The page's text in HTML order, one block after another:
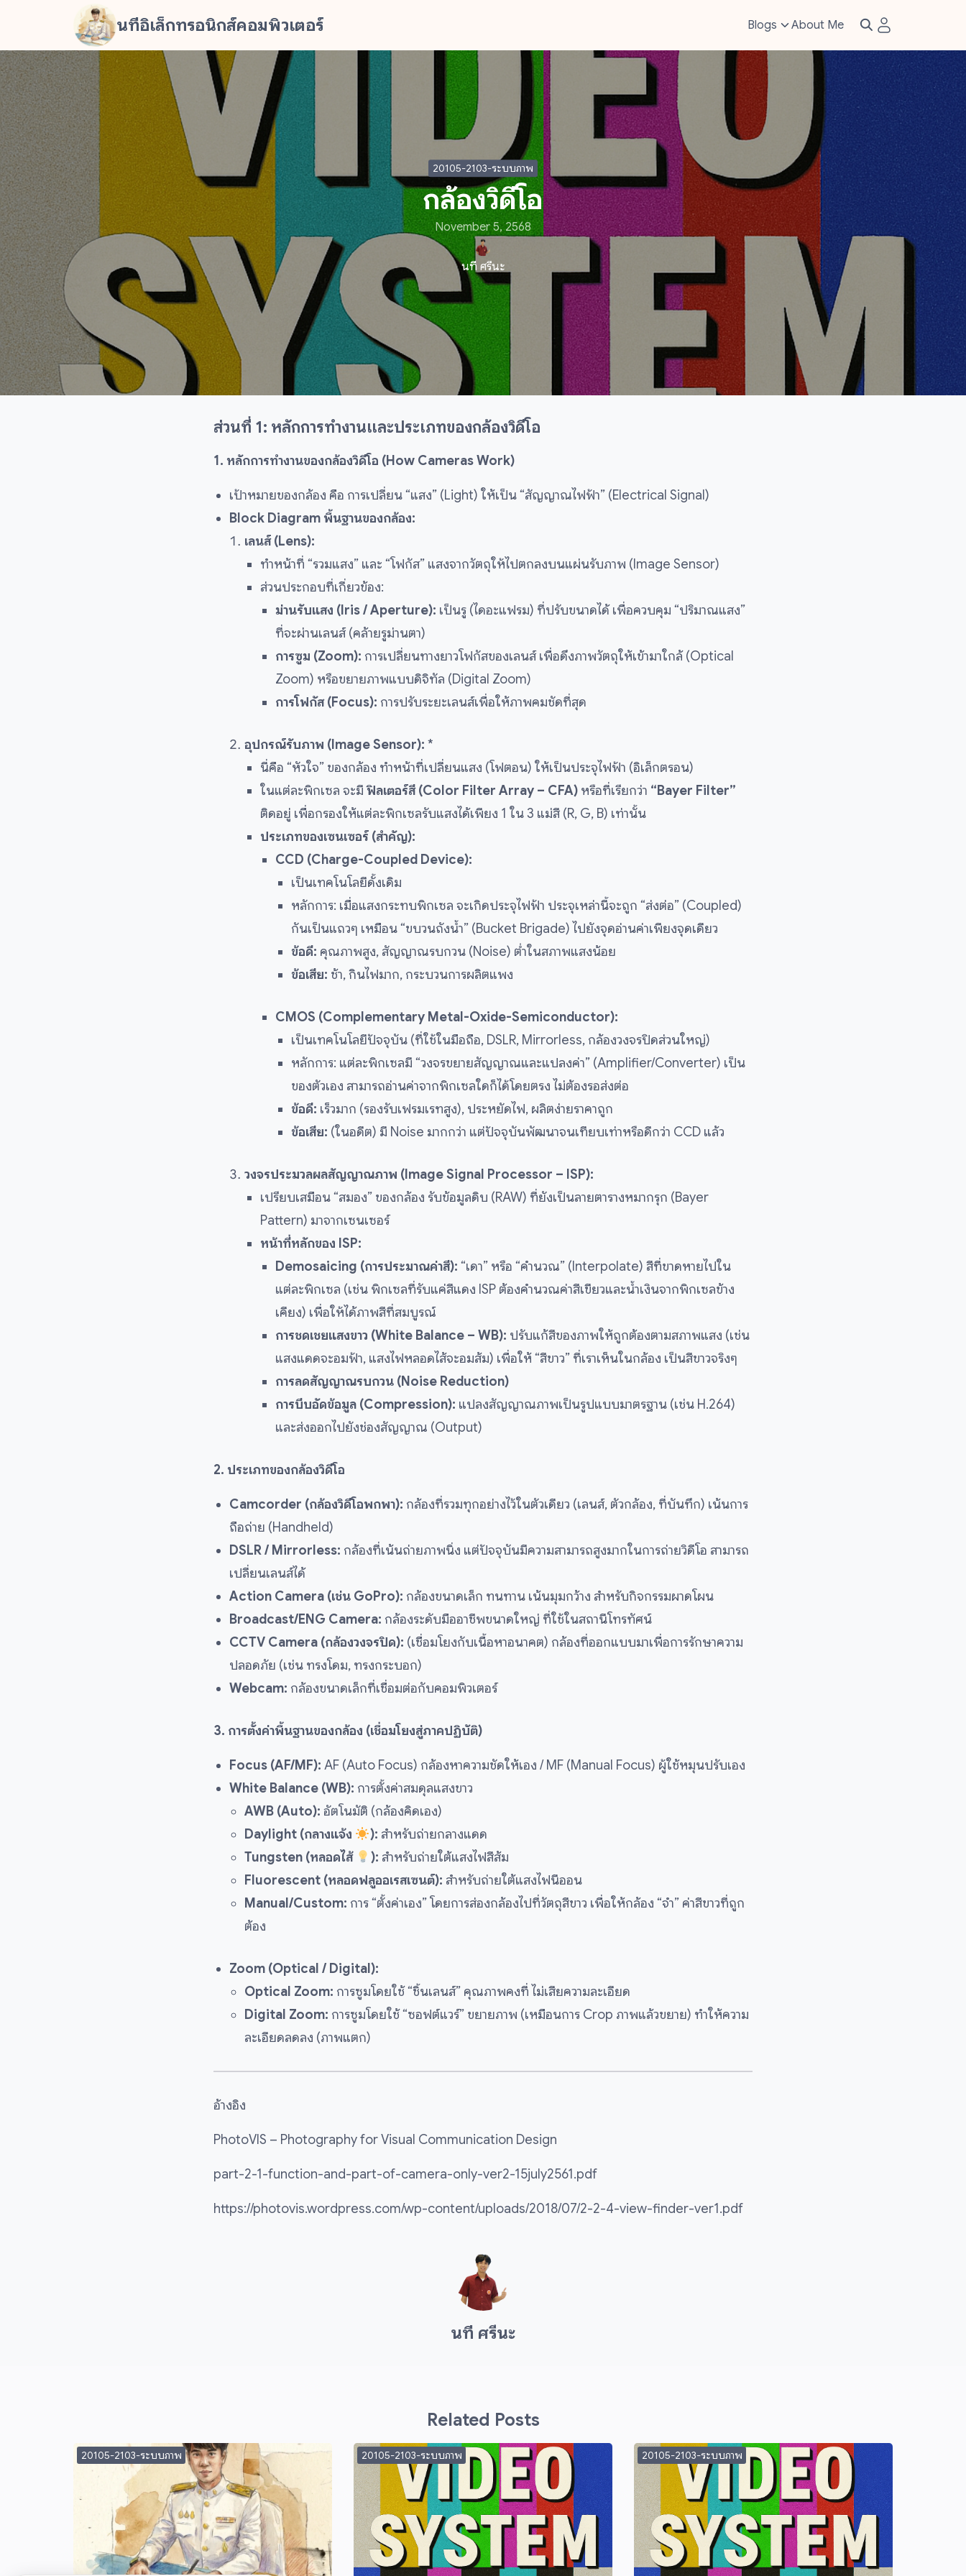
นทีอิเล็กทรอนิกส์คอมพิวเตอร์ Blogs About Me
for:
20105-2103-ระบบภาพ
กล้องวิดีโอ
November 5, 2568
นที ศรีนะ
ส่วนที่ 1: หลักการทำงานและประเภทของกล้องวิดีโอ
1. หลักการทำงานของกล้องวิดีโอ (How Cameras Work)
เป้าหมายของกล้อง คือ การเปลี่ยน “แสง” (Light) ให้เป็น “สัญญาณไฟฟ้า” (Electrical Signal)
Block Diagram พื้นฐานของกล้อง:
เลนส์ (Lens):
ทำหน้าที่ “รวมแสง” และ “โฟกัส” แสงจากวัตถุให้ไปตกลงบนแผ่นรับภาพ (Image Sensor)
ส่วนประกอบที่เกี่ยวข้อง:
ม่านรับแสง (Iris / Aperture): เป็นรู (ไดอะแฟรม) ที่ปรับขนาดได้ เพื่อควบคุม “ปริมาณแสง”
ที่จะผ่านเลนส์ (คล้ายรูม่านตา)
การซูม (Zoom): การเปลี่ยนทางยาวโฟกัสของเลนส์ เพื่อดึงภาพวัตถุให้เข้ามาใกล้ (Optical
Zoom) หรือขยายภาพแบบดิจิทัล (Digital Zoom)
การโฟกัส (Focus): การปรับระยะเลนส์เพื่อให้ภาพคมชัดที่สุด
อุปกรณ์รับภาพ (Image Sensor): *
นี่คือ “หัวใจ” ของกล้อง ทำหน้าที่เปลี่ยนแสง (โฟตอน) ให้เป็นประจุไฟฟ้า (อิเล็กตรอน)
ในแต่ละพิกเซล จะมีฟิลเตอร์สี (Color Filter Array – CFA)หรือที่เรียกว่า “Bayer Filter”
ติดอยู่ เพื่อกรองให้แต่ละพิกเซลรับแสงได้เพียง 1 ใน 3 แม่สี (R, G, B) เท่านั้น
ประเภทของเซนเซอร์ (สำคัญ):
CCD (Charge-Coupled Device):
เป็นเทคโนโลยีดั้งเดิม
หลักการ: เมื่อแสงกระทบพิกเซล จะเกิดประจุไฟฟ้า ประจุเหล่านี้จะถูก “ส่งต่อ” (Coupled)
กันเป็นแถวๆ เหมือน “ขบวนถังน้ำ” (Bucket Brigade) ไปยังจุดอ่านค่าเพียงจุดเดียว
ข้อดี: คุณภาพสูง, สัญญาณรบกวน (Noise) ต่ำในสภาพแสงน้อย
ข้อเสีย: ช้า, กินไฟมาก, กระบวนการผลิตแพง
CMOS (Complementary Metal-Oxide-Semiconductor):
เป็นเทคโนโลยีปัจจุบัน (ที่ใช้ในมือถือ, DSLR, Mirrorless, กล้องวงจรปิดส่วนใหญ่)
หลักการ: แต่ละพิกเซลมี “วงจรขยายสัญญาณและแปลงค่า” (Amplifier/Converter) เป็น
ของตัวเอง สามารถอ่านค่าจากพิกเซลใดก็ได้โดยตรง ไม่ต้องรอส่งต่อ
ข้อดี: เร็วมาก (รองรับเฟรมเรทสูง), ประหยัดไฟ, ผลิตง่ายราคาถูก
ข้อเสีย: (ในอดีต) มี Noise มากกว่า แต่ปัจจุบันพัฒนาจนเทียบเท่าหรือดีกว่า CCD แล้ว
วงจรประมวลผลสัญญาณภาพ (Image Signal Processor – ISP):
เปรียบเสมือน “สมอง” ของกล้อง รับข้อมูลดิบ (RAW) ที่ยังเป็นลายตารางหมากรุก (Bayer
Pattern) มาจากเซนเซอร์
หน้าที่หลักของ ISP:
Demosaicing (การประมาณค่าสี): “เดา” หรือ “คำนวณ” (Interpolate) สีที่ขาดหายไปใน
แต่ละพิกเซล (เช่น พิกเซลที่รับแค่สีแดง ISP ต้องคำนวณค่าสีเขียวและน้ำเงินจากพิกเซลข้าง
เคียง) เพื่อให้ได้ภาพสีที่สมบูรณ์
การชดเชยแสงขาว (White Balance – WB): ปรับแก้สีของภาพให้ถูกต้องตามสภาพแสง (เช่น
แสงแดดจะอมฟ้า, แสงไฟหลอดไส้จะอมส้ม) เพื่อให้ “สีขาว” ที่เราเห็นในกล้อง เป็นสีขาวจริงๆ
การลดสัญญาณรบกวน (Noise Reduction)
การบีบอัดข้อมูล (Compression): แปลงสัญญาณภาพเป็นรูปแบบมาตรฐาน (เช่น H.264)
และส่งออกไปยังช่องสัญญาณ (Output)
2. ประเภทของกล้องวิดีโอ
Camcorder (กล้องวิดีโอพกพา): กล้องที่รวมทุกอย่างไว้ในตัวเดียว (เลนส์, ตัวกล้อง, ที่บันทึก) เน้นการ
ถือถ่าย (Handheld)
DSLR / Mirrorless: กล้องที่เน้นถ่ายภาพนิ่ง แต่ปัจจุบันมีความสามารถสูงมากในการถ่ายวิดีโอ สามารถ
เปลี่ยนเลนส์ได้
Action Camera (เช่น GoPro): กล้องขนาดเล็ก ทนทาน เน้นมุมกว้าง สำหรับกิจกรรมผาดโผน
Broadcast/ENG Camera: กล้องระดับมืออาชีพขนาดใหญ่ ที่ใช้ในสถานีโทรทัศน์
CCTV Camera (กล้องวงจรปิด): (เชื่อมโยงกับเนื้อหาอนาคต) กล้องที่ออกแบบมาเพื่อการรักษาความ
ปลอดภัย (เช่น ทรงโดม, ทรงกระบอก)
Webcam: กล้องขนาดเล็กที่เชื่อมต่อกับคอมพิวเตอร์
3. การตั้งค่าพื้นฐานของกล้อง (เชื่อมโยงสู่ภาคปฏิบัติ)
Focus (AF/MF): AF (Auto Focus) กล้องหาความชัดให้เอง / MF (Manual Focus) ผู้ใช้หมุนปรับเอง
White Balance (WB): การตั้งค่าสมดุลแสงขาว
AWB (Auto): อัตโนมัติ (กล้องคิดเอง)
Daylight (กลางแจ้ง
): สำหรับถ่ายกลางแดด
Tungsten (หลอดไส้
): สำหรับถ่ายใต้แสงไฟสีส้ม
Fluorescent (หลอดฟลูออเรสเซนต์): สำหรับถ่ายใต้แสงไฟนีออน
Manual/Custom: การ “ตั้งค่าเอง” โดยการส่องกล้องไปที่วัตถุสีขาว เพื่อให้กล้อง “จำ” ค่าสีขาวที่ถูก
ต้อง
Zoom (Optical / Digital):
Optical Zoom: การซูมโดยใช้ “ชิ้นเลนส์” คุณภาพคงที่ ไม่เสียความละเอียด
Digital Zoom: การซูมโดยใช้ “ซอฟต์แวร์” ขยายภาพ (เหมือนการ Crop ภาพแล้วขยาย) ทำให้ความ
ละเอียดลดลง (ภาพแตก)
อ้างอิง
PhotoVIS – Photography for Visual Communication Design
part-2-1-function-and-part-of-camera-only-ver2-15july2561.pdf
https://photovis.wordpress.com/wp-content/uploads/2018/07/2-2-4-view-finder-ver1.pdf
นที ศรีนะ
Related Posts
20105-2103-ระบบภาพ 20105-2103-ระบบภาพ 20105-2103-ระบบภาพ